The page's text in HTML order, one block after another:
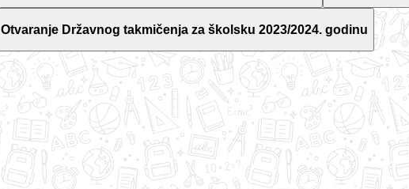
Otvaranje Državnog takmičenja za školsku 2023/2024. godinu